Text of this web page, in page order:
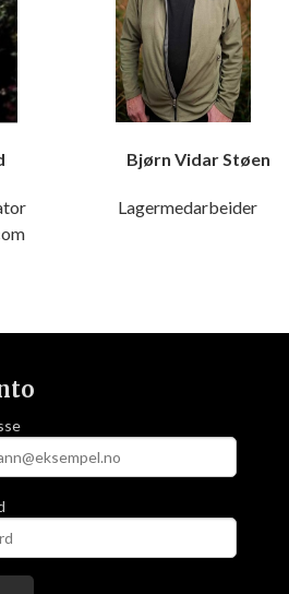
Bjørn Vidar Støen
Lagermedarbeider